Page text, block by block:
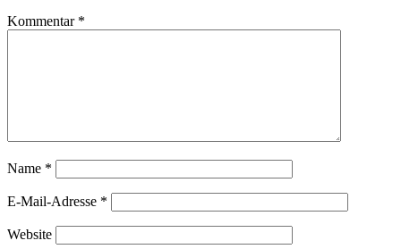
Kommentar *
Name *
E-Mail-Adresse *
Website